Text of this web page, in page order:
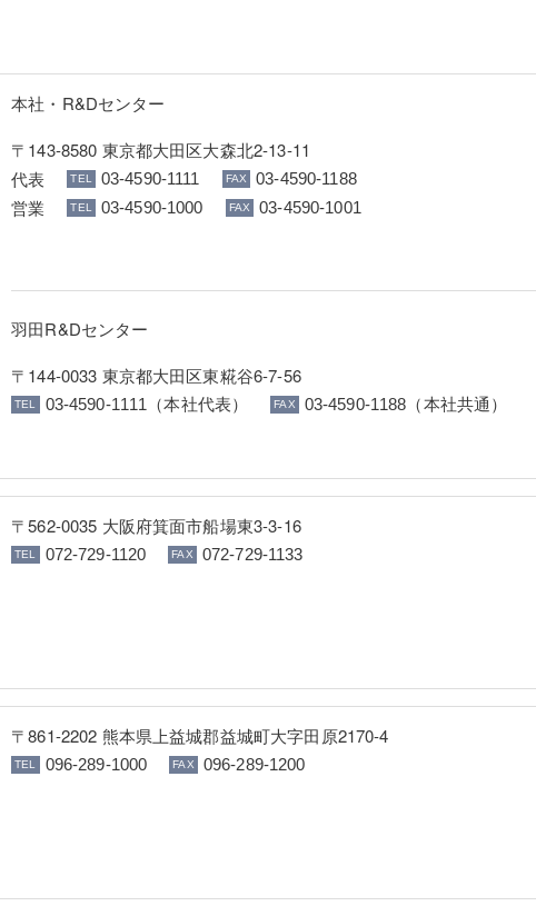
本社・R&Dセンター
〒143-8580 東京都大田区大森北2-13-11
代表
03-4590-1111 03-4590-1188
営業 03-4590-1000 03-4590-1001
羽田R&Dセンター
〒144-0033 東京都大田区東糀谷6-7-56
03-4590-1111（本社代表） 03-4590-1188（本社共通）
〒562-0035 大阪府箕面市船場東3-3-16
072-729-1120 072-729-1133
〒861-2202 熊本県上益城郡益城町大字田原2170-4
096-289-1000 096-289-1200